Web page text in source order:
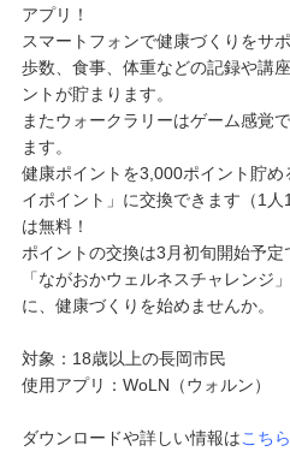
アプリ！
スマートフォンで健康づくりをサ
歩数、食事、体重などの記録や講
ントが貯まります。
またウォークラリーはゲーム感覚
ます。
健康ポイントを3,000ポイント貯
イポイント」に交換できます（1
は無料！
ポイントの交換は3月初旬開始予定
「ながおかウェルネスチャレンジ
に、健康づくりを始めませんか。
対象：18歳以上の長岡市民
使用アプリ：WoLN（ウォルン）
ダウンロードや詳しい情報はこち